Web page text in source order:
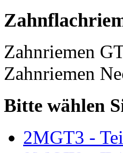
Zahnriemen
Zahnriemen
Bitte wählen
2MGT3 -